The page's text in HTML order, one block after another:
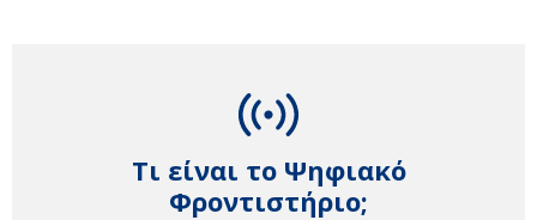
Τι είναι το Ψηφιακό
Φροντιστήριο;